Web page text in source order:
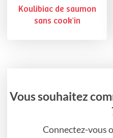
Koulibiac de saumon
sans cook'in
Vous souhaitez
Connectez-vous